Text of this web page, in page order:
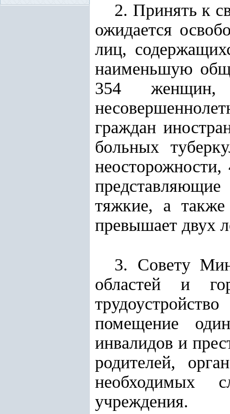
2. Принять к
ожидается
лиц,
наименьшую
354 женщин,
граждан
больных
тяжкие, а также
превышает двух
3. Совету
областей и
помещение
инвалидов и
родителей,
необходимых
учреждения.